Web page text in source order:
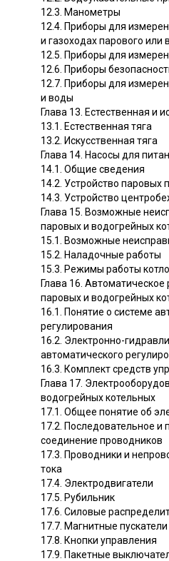
12.3. Манометры
12.4. Приборы для
и газоходах парового или
12.5. Приборы для
12.6. Приборы
12.7. Приборы для
и воды
Глава 13. Естественная и
13.1. Естественная тяга
13.2. Искусственная тяга
Глава 14. Насосы для
14.1. Общие сведения
14.2. Устройство паровых
14.3. Устройство
Глава 15. Возможные
паровых и водогрейных
15.1. Возможные
15.2. Наладочные работы
15.3. Режимы работы
Глава 16. Автоматическое
паровых и водогрейных
16.1. Понятие о системе
регулирования
16.2. Электронно-
автоматического
16.3. Комплект средств
Глава 17.
водогрейных котельных
17.1. Общее понятие об
17.2. Последовательное и
соединение проводников
17.3. Проводники и
тока
17.4. Электродвигатели
17.5. Рубильник
17.6. Силовые
17.7. Магнитные пускатели
17.8. Кнопки управления
17.9. Пакетные